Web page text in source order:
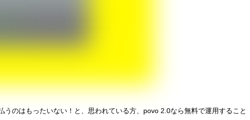
うのはもったいない！と、思われている方、povo 2.0なら無料で運用すること